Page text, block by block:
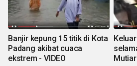
Banjir kepung 15 titik di Kota
Padang akibat cuaca
ekstrem - VIDEO